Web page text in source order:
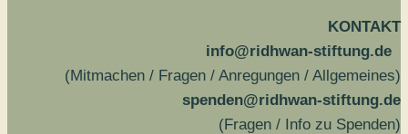
KONTAKT
info@ridhwan-stiftung.de
(Mitmachen / Fragen / Anregungen / Allgemeines)
spenden@ridhwan-stiftung.de
(Fragen / Info zu Spenden)